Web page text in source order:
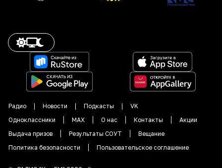
Радио Новости Подкасты
VK
Одноклассники
MAX О нас Контакты
Акции
Выдача призов
Результаты СОУТ
Вещание
Политика безопасности
Пользовательское соглашение